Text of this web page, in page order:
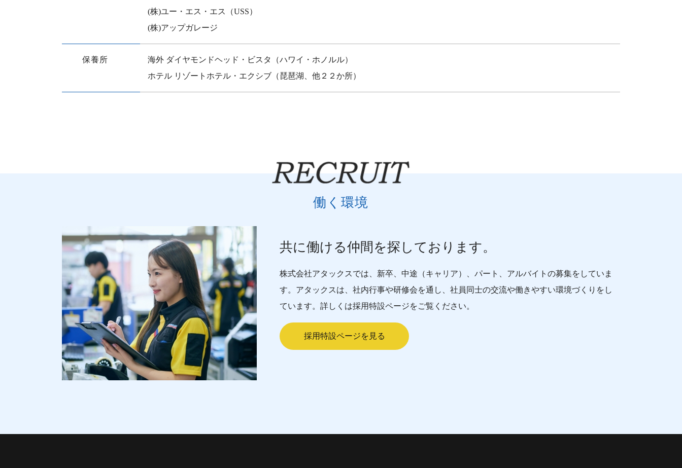
(株)ユー・エス・エス（USS）
(株)アップガレージ
保養所
海外 ダイヤモンドヘッド・ビスタ（ハワイ・ホノルル）
ホテル リゾートホテル・エクシブ（琵琶湖、他２２か所）
働く環境
共に働ける仲間を探しております。
株式会社アタックスでは、新卒、中途（キャリア）、パート、アルバイトの募集をしていま
す。アタックスは、社内行事や研修会を通し、社員同士の交流や働きやすい環境づくりをし
ています。詳しくは採用特設ページをご覧ください。
採用特設ページを見る